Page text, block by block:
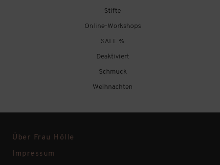
Stifte
Online-Workshops
SALE %
Deaktiviert
Schmuck
Weihnachten
Über Frau Hölle
Impressum